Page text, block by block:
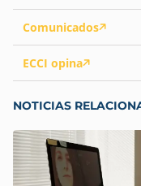
Comunicados
ECCI opina
NOTICIAS